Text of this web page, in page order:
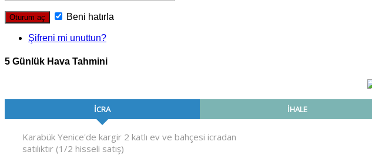
Beni hatırla
Şifreni mi unuttun?
5 Günlük Hava Tahmini